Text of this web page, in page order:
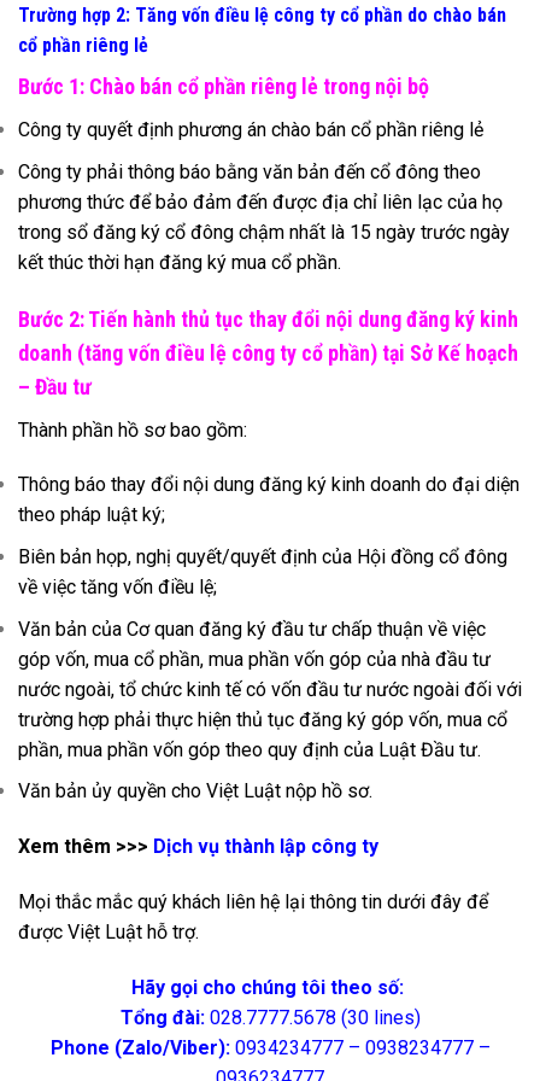
Trường hợp 2: Tăng vốn điều lệ công ty cổ phần do chào bán
cổ phần riêng lẻ
Bước 1: Chào bán cổ phần riêng lẻ trong nội bộ
Công ty quyết định phương án chào bán cổ phần riêng lẻ
Công ty phải thông báo bằng văn bản đến cổ đông theo
phương thức để bảo đảm đến được địa chỉ liên lạc của họ
trong sổ đăng ký cổ đông chậm nhất là 15 ngày trước ngày
kết thúc thời hạn đăng ký mua cổ phần.
Bước 2: Tiến hành thủ tục thay đổi nội dung đăng ký kinh
doanh (tăng vốn điều lệ công ty cổ phần) tại Sở Kế hoạch
– Đầu tư
Thành phần hồ sơ bao gồm:
Thông báo thay đổi nội dung đăng ký kinh doanh do đại diện
theo pháp luật ký;
Biên bản họp, nghị quyết/quyết định của Hội đồng cổ đông
về việc tăng vốn điều lệ;
Văn bản của Cơ quan đăng ký đầu tư chấp thuận về việc
góp vốn, mua cổ phần, mua phần vốn góp của nhà đầu tư
nước ngoài, tổ chức kinh tế có vốn đầu tư nước ngoài đối với
trường hợp phải thực hiện thủ tục đăng ký góp vốn, mua cổ
phần, mua phần vốn góp theo quy định của Luật Đầu tư.
Văn bản ủy quyền cho Việt Luật nộp hồ sơ.
Xem thêm >>> Dịch vụ thành lập công ty
Mọi thắc mắc quý khách liên hệ lại thông tin dưới đây để
được Việt Luật hỗ trợ.
Hãy gọi cho chúng tôi theo số:
Tổng đài:028.7777.5678 (30 lines)
Phone (Zalo/Viber):0934234777 – 0938234777 –